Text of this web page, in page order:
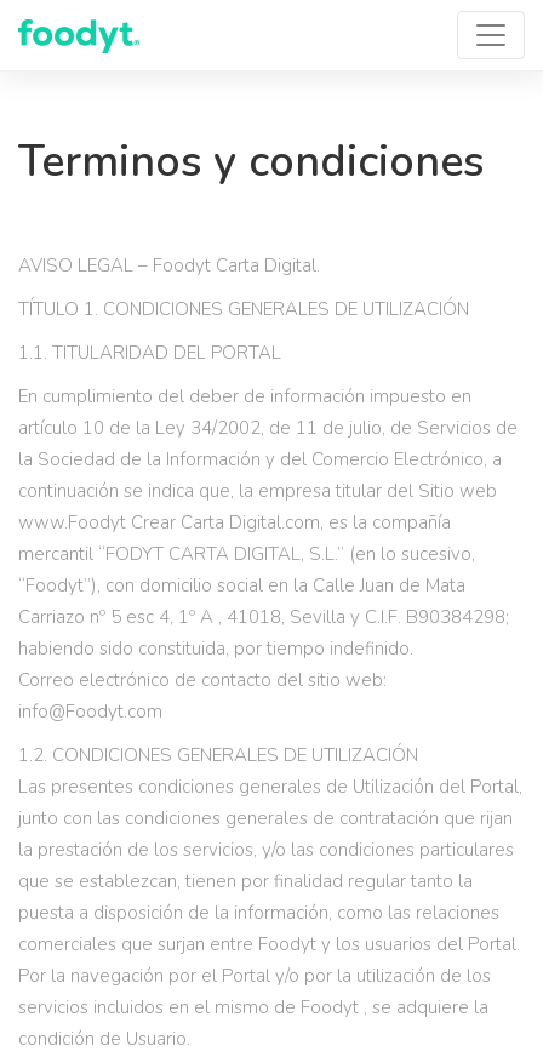
Terminos y condiciones
AVISO LEGAL – Foodyt Carta Digital.
TÍTULO 1. CONDICIONES GENERALES DE UTILIZACIÓN
1.1. TITULARIDAD DEL PORTAL
En cumplimiento del deber de información impuesto en
artículo 10 de la Ley 34/2002, de 11 de julio, de Servicios de
la Sociedad de la Información y del Comercio Electrónico, a
continuación se indica que, la empresa titular del Sitio web
www.Foodyt Crear Carta Digital.com, es la compañía
mercantil “FODYT CARTA DIGITAL, S.L.” (en lo sucesivo,
“Foodyt”), con domicilio social en la Calle Juan de Mata
Carriazo nº 5 esc 4, 1º A , 41018, Sevilla y C.I.F. B90384298;
habiendo sido constituida, por tiempo indefinido.
Correo electrónico de contacto del sitio web:
info@Foodyt.com
1.2. CONDICIONES GENERALES DE UTILIZACIÓN
Las presentes condiciones generales de Utilización del Portal,
junto con las condiciones generales de contratación que rijan
la prestación de los servicios, y/o las condiciones particulares
que se establezcan, tienen por finalidad regular tanto la
puesta a disposición de la información, como las relaciones
comerciales que surjan entre Foodyt y los usuarios del Portal.
Por la navegación por el Portal y/o por la utilización de los
servicios incluidos en el mismo de Foodyt , se adquiere la
condición de Usuario.